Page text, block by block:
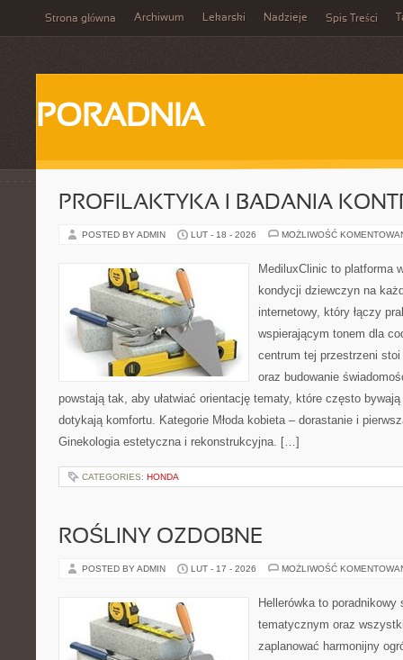
Strona główna Archiwum Lekarski Nadzieje Spis Treści
PORADNIA
PROFILAKTYKA I BADANIA
POSTED BY ADMIN LUT - 18 - 2026 MOŻLIWOŚĆ
MediluxClinic to platforma
kondycji dziewczyn na
internetowy, który łączy
wspierającym tonem dla
centrum tej przestrzeni
oraz budowanie
powstają tak, aby ułatwiać orientację tematy, które często
dotykają komfortu. Kategorie Młoda kobieta – dorastanie i
Ginekologia estetyczna i rekonstrukcyjna. […]
CATEGORIES: HONDA
ROŚLINY OZDOBNE
POSTED BY ADMIN LUT - 17 - 2026 MOŻLIWOŚĆ
Hellerówka to
tematycznym oraz
zaplanować harmonijny